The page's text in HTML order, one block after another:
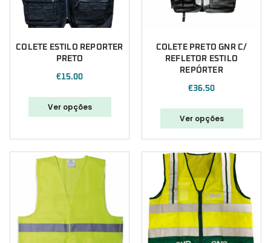
COLETE ESTILO REPORTER
PRETO
€15.00
Ver opções
COLETE PRETO GNR C/
REFLETOR ESTILO
REPÓRTER
€36.50
Ver opções